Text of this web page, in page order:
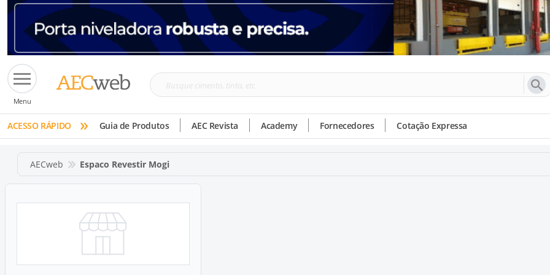
Menu
Busque
tinta,
etc
ACESSO RÁPIDO » Guia de Produtos AEC Revista Academy Fornecedores Cotação Expressa
AECweb Espaco Revestir Mogi